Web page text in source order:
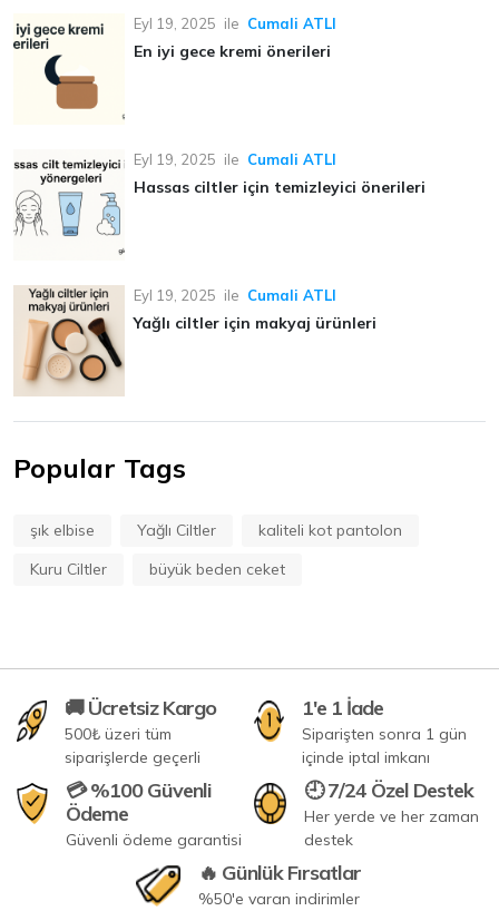
Eyl 19, 2025 ile Cumali ATLI
En iyi gece kremi önerileri
Eyl 19, 2025 ile Cumali ATLI
Hassas ciltler için temizleyici önerileri
Eyl 19, 2025 ile Cumali ATLI
Yağlı ciltler için makyaj ürünleri
Popular Tags
şık elbise Yağlı Ciltler
kaliteli kot pantolon
Kuru Ciltler
büyük beden ceket
🚚 Ücretsiz Kargo
500₺ üzeri tüm
siparişlerde geçerli
1'e 1 İade
Siparişten sonra 1 gün
içinde iptal imkanı
💳 %100 Güvenli
Ödeme
Güvenli ödeme garantisi
🕘 7/24 Özel Destek
Her yerde ve her zaman
destek
🔥 Günlük Fırsatlar
%50'e varan indirimler